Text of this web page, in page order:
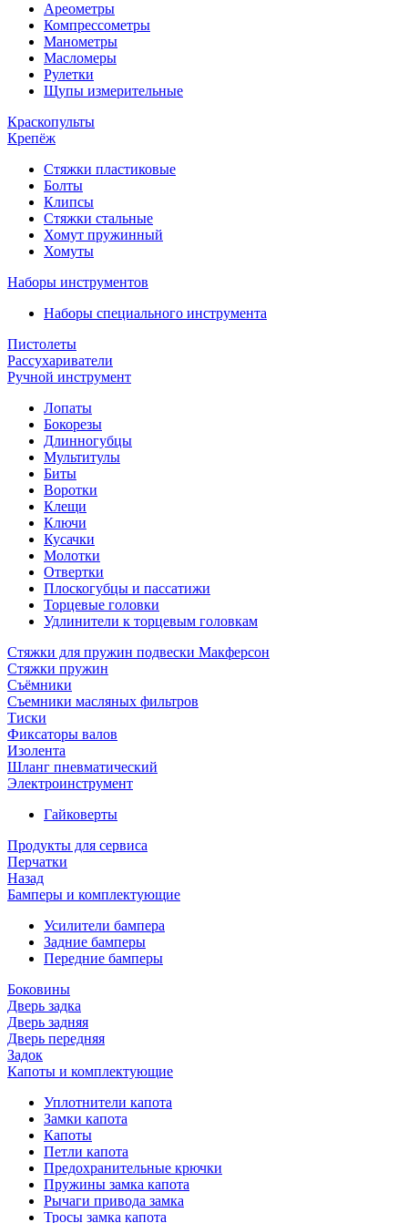
Ареометры
Компрессометры
Манометры
Масломеры
Рулетки
Щупы измерительные
Краскопульты
Крепёж
Стяжки пластиковые
Болты
Клипсы
Стяжки стальные
Хомут пружинный
Хомуты
Наборы инструментов
Наборы специального инструмента
Пистолеты
Рассухариватели
Ручной инструмент
Лопаты
Бокорезы
Длинногубцы
Мультитулы
Биты
Воротки
Клещи
Ключи
Кусачки
Молотки
Отвертки
Плоскогубцы и пассатижи
Торцевые головки
Удлинители к торцевым головкам
Стяжки для пружин подвески Макферсон
Стяжки пружин
Съёмники
Съемники масляных фильтров
Тиски
Фиксаторы валов
Изолента
Шланг пневматический
Электроинструмент
Гайковерты
Продукты для сервиса
Перчатки
Назад
Бамперы и комплектующие
Усилители бампера
Задние бамперы
Передние бамперы
Боковины
Дверь задка
Дверь задняя
Дверь передняя
Задок
Капоты и комплектующие
Уплотнители капота
Замки капота
Капоты
Петли капота
Предохранительные крючки
Пружины замка капота
Рычаги привода замка
Тросы замка капота